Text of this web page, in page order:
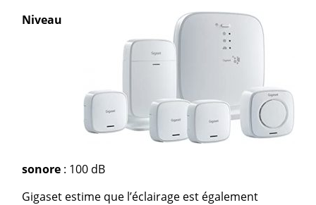
Niveau
sonore : 100 dB
Gigaset estime que l’éclairage est également